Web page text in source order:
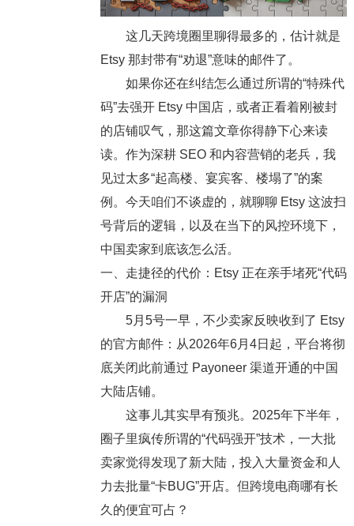
这几天跨境圈里聊得最多的，估计就是
Etsy 那封带有“劝退”意味的邮件了。
如果你还在纠结怎么通过所谓的“特殊代
码”去强开 Etsy 中国店，或者正看着刚被封
的店铺叹气，那这篇文章你得静下心来读
读。作为深耕 SEO 和内容营销的老兵，我
见过太多“起高楼、宴宾客、楼塌了”的案
例。今天咱们不谈虚的，就聊聊 Etsy 这波扫
号背后的逻辑，以及在当下的风控环境下，
中国卖家到底该怎么活。
一、走捷径的代价：Etsy 正在亲手堵死“代码
开店”的漏洞
5月5号一早，不少卖家反映收到了 Etsy
的官方邮件： 从2026年6月4日起，平台将彻
底关闭此前通过 Payoneer 渠道开通的中国
大陆店铺。
这事儿其实早有预兆。2025年下半年，
圈子里疯传所谓的“代码强开”技术，一大批
卖家觉得发现了新大陆，投入大量资金和人
力去批量“卡BUG”开店。但跨境电商哪有长
久的便宜可占？